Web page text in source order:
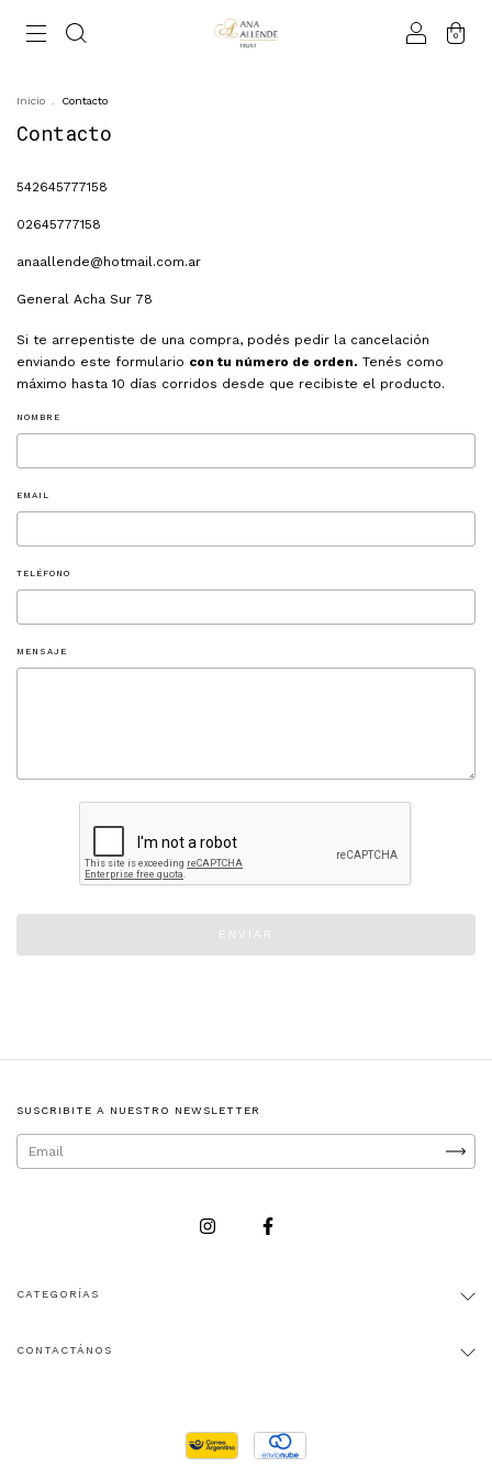
0
Inicio Contacto
Contacto
542645777158
02645777158
anaallende@hotmail.com.ar
General Acha Sur 78
Si te arrepentiste de una compra, podés pedir la cancelación
enviando este formulario con tu número de orden. Tenés como
máximo hasta 10 días corridos desde que recibiste el producto.
NOMBRE
EMAIL
TELÉFONO
MENSAJE
ENVIAR
SUSCRIBITE A NUESTRO NEWSLETTER
CATEGORÍAS
CONTACTÁNOS